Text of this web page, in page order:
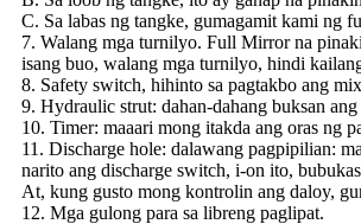
C. Sa labas ng tangke, gumagamit kami ng
7. Walang mga turnilyo. Full Mirror na
isang buo, walang mga turnilyo, hindi
8. Safety switch, hihinto sa pagtakbo ang
9. Hydraulic strut: dahan-dahang buksan
10. Timer: maaari mong itakda ang oras ng
11. Discharge hole: dalawang pagpipilian:
narito ang discharge switch, i-on ito,
At, kung gusto mong kontrolin ang daloy,
12. Mga gulong para sa libreng paglipat.